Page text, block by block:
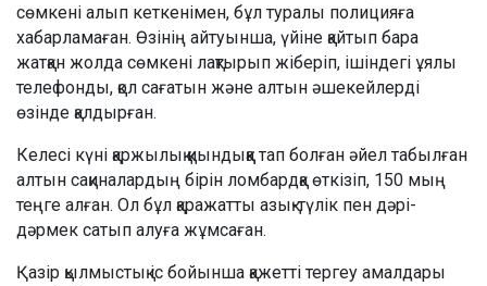
сөмкені алып кеткенімен, бұл туралы полицияға
хабарламаған. Өзінің айтуынша, үйіне қайтып бара
жатқан жолда сөмкені лақтырып жіберіп, ішіндегі ұялы
телефонды, қол сағатын және алтын әшекейлерді
өзінде қалдырған.
Келесі күні қаржылық қиындыққа тап болған әйел табылған
алтын сақиналардың бірін ломбардқа өткізіп, 150 мың
теңге алған. Ол бұл қаражатты азық-түлік пен дәрі-
дәрмек сатып алуға жұмсаған.
Қазір қылмыстық іс бойынша қажетті тергеу амалдары